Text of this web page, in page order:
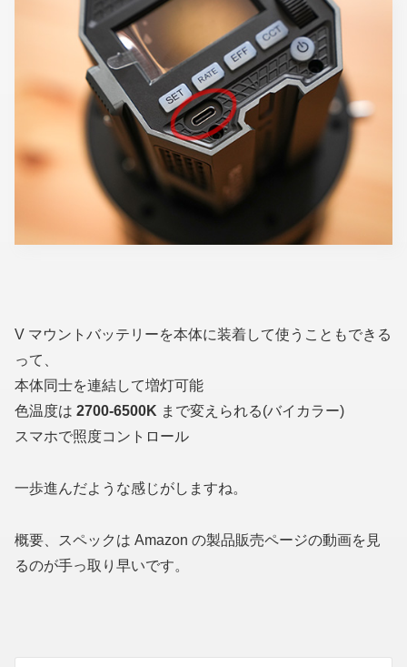
V マウントバッテリーを本体に装着して使うこともできる
って、
本体同士を連結して増灯可能
色温度は 2700-6500K まで変えられる(バイカラー)
スマホで照度コントロール
一歩進んだような感じがしますね。
概要、スペックは Amazon の製品販売ページの動画を見
るのが手っ取り早いです。